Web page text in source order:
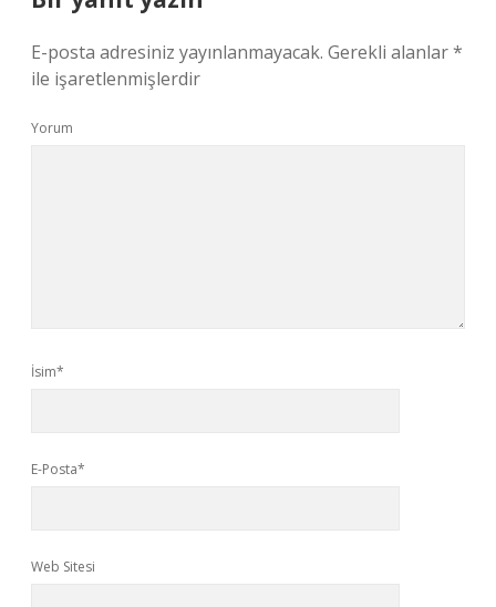
E-posta adresiniz yayınlanmayacak. Gerekli alanlar*
ile işaretlenmişlerdir
Yorum
İsim*
E-Posta*
Web Sitesi